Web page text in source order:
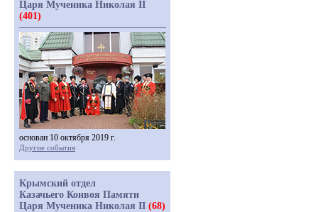
Царя Мученика Николая II
(401)
основан 10 октября 2019 г.
Другие события
Крымский отдел
Казачьего Конвоя Памяти
Царя Мученика Николая II (68)